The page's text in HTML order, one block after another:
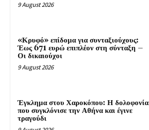
9 August 2026
«Κρυφό» επίδομα για συνταξιούχους:
Έως 671 ευρώ επιπλέον στη σύνταξη –
Οι δικαιούχοι
9 August 2026
Έγκλημα στου Χαροκόπου: Η δολοφονία
που συγκλόνισε την Αθήνα και έγινε
τραγούδι